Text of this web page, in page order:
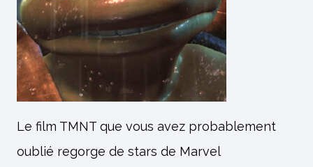
Le film TMNT que vous avez probablement
oublié regorge de stars de Marvel